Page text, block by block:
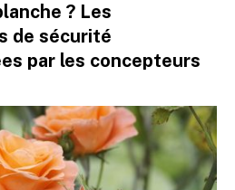
? Les
de sécurité
par les concepteurs